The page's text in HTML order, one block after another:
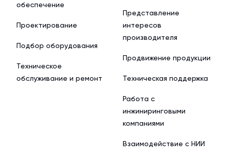
обеспечение
Проектирование
Подбор оборудования
Техническое
обслуживание и ремонт
Представление
интересов
производителя
Продвижение продукции
Техническая поддержка
Работа с
инжиниринговыми
компаниями
Взаимодействие с НИИ